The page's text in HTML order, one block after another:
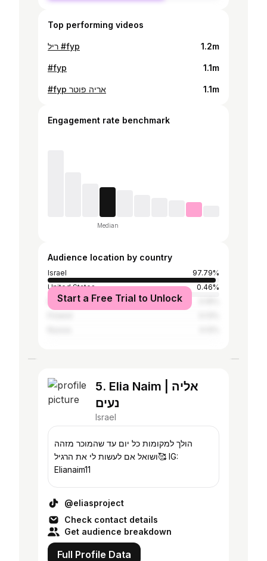
Top performing videos
ריל #fyp 1.2m
#fyp 1.1m
#fyp אריה פוטר 1.1m
Engagement rate benchmark
Median
Audience location by country
Israel
97.79%
United States
0.46%
Brazil
Start a Free Trial to Unlock
5. Elia Naim | אליה
נעים
Israel
הולך למקומות כל יום עד שהמוכר מזהה
ושואל אם לעשות לי את הרגיל🥰 IG:
Elianaim11
@eliasproject
Check contact details
Get audience breakdown
Full Profile Data